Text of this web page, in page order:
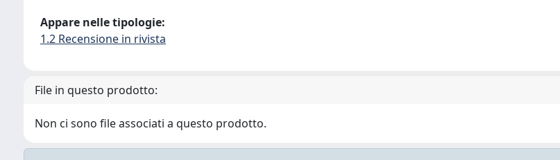
Appare nelle tipologie:
1.2 Recensione in rivista
File in questo prodotto:
Non ci sono file associati a questo prodotto.